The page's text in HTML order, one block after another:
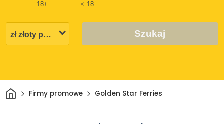
18+ < 18
Szukaj
DomFirmy promowe Golden Star Ferries